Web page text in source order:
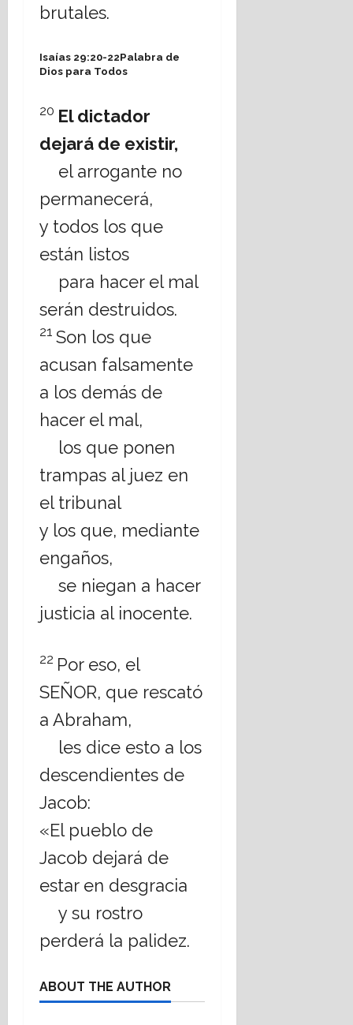
brutales.
Isaías 29:20-22Palabra de
Dios para Todos
20 El dictador
dejará de existir,
el arrogante no
permanecerá,
y todos los que
están listos
para hacer el mal
serán destruidos.
21 Son los que
acusan falsamente
a los demás de
hacer el mal,
los que ponen
trampas al juez en
el tribunal
y los que, mediante
engaños,
se niegan a hacer
justicia al inocente.
22 Por eso, el
SEÑOR, que rescató
a Abraham,
les dice esto a los
descendientes de
Jacob:
«El pueblo de
Jacob dejará de
estar en desgracia
y su rostro
perderá la palidez.
ABOUT THE AUTHOR